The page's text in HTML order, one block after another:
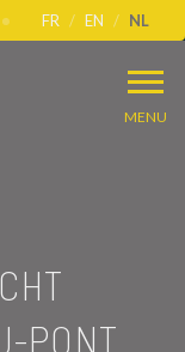
FR EN NL
MENU
PONT